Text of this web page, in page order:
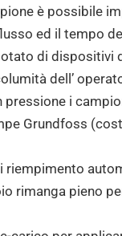
è possibile
ed il tempo
di dispositivi
dell’
pressione i
Grundfoss
riempimento
rimanga pieno